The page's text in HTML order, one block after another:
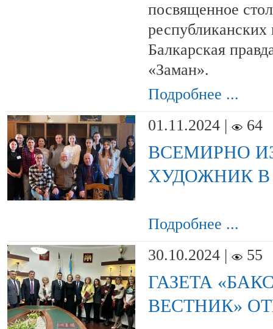
посвященное
республиканских
Балкарская
«Заман».
Подробнее ...
01.11.2024 |
64
ВСЕМИРНО
ХУДОЖНИК
Подробнее ...
30.10.2024 |
55
ГАЗЕТА
ВЕСТНИК»